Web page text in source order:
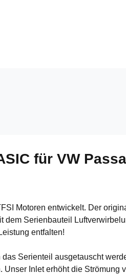
für VW
Motoren entwickelt. Der
Serienbauteil
entfalten!
Serienteil ausgetauscht
Inlet erhöht die Strömung